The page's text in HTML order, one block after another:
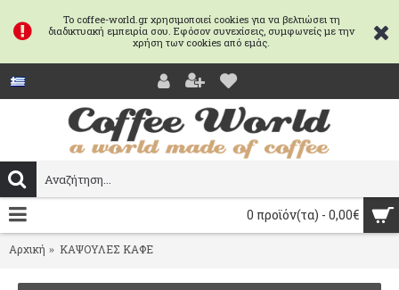
Το coffee-world.gr χρησιμοποιεί cookies για να βελτιώσει τη
διαδικτυακή εμπειρία σου. Εφόσον συνεχίσεις, συμφωνείς με την
χρήση των cookies από εμάς.
0 προϊόν(τα) - 0,00€
Αρχική ΚΑΨΟΥΛΕΣ ΚΑΦΕ